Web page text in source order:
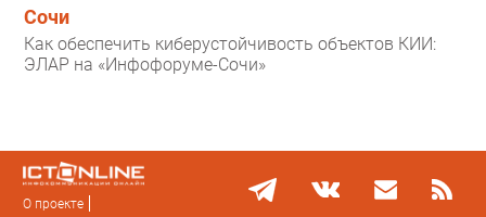
Сочи
Как обеспечить киберустойчивость объектов КИИ:
ЭЛАР на «Инфофоруме-Сочи»
О проекте